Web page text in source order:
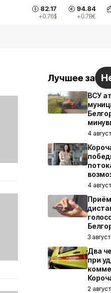
82.17
+0.76$
94.84
+0.78€
Лучшее за
ВСУ
4
4
Приём
3
Два
при
2